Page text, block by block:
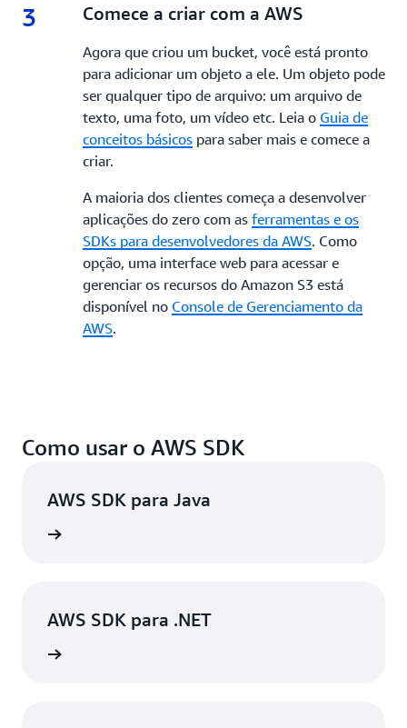
3 3.
Comece a criar com a AWS
Agora que criou um bucket, você está pronto
para adicionar um objeto a ele. Um objeto pode
ser qualquer tipo de arquivo: um arquivo de
texto, uma foto, um vídeo etc. Leia o Guia de
conceitos básicospara saber mais e comece a
criar.
A maioria dos clientes começa a desenvolver
aplicações do zero com as ferramentas e os
SDKs para desenvolvedores da AWS. Como
opção, uma interface web para acessar e
gerenciar os recursos do Amazon S3 está
disponível no Console de Gerenciamento da
AWS.
Como usar o AWS SDK
AWS SDK para Java
AWS SDK para .NET